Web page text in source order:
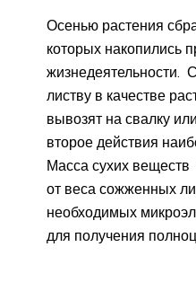
Осенью растения
которых накопились
жизнедеятельности.
листву в качестве
вывозят на свалку
второе действия
Масса сухих
от веса сожженных
необходимых
для получения